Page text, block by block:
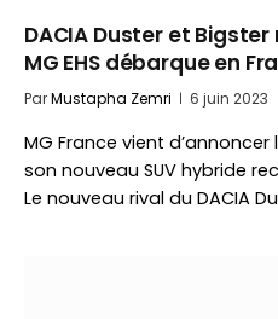
DACIA Duster et
MG EHS débarque en
ParMustapha Zemri 6 juin 2023
MG France vient
son nouveau SUV hybride
Le nouveau rival du DACIA